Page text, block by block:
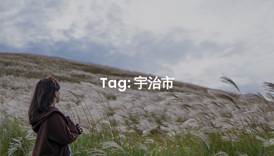
Tag:宇治市